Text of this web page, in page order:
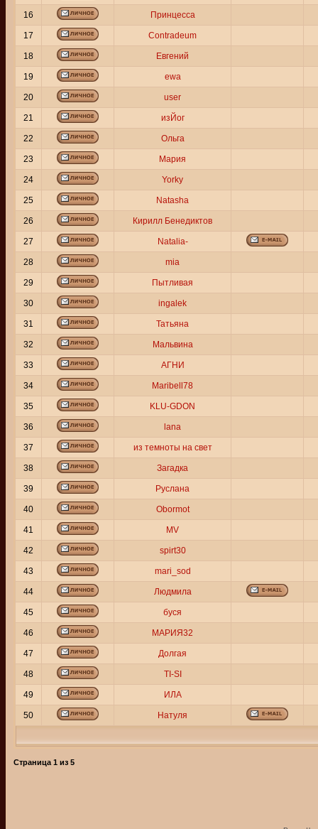
16 Принцесса
17 Contradeum
18 Евгений
19 ewa
20 user
21 изЙог
22 Ольга
23 Мария
24 Yorky
25 Natasha
26 Кирилл Бенедиктов
27 Natalia-
28 mia
29 Пытливая
30 ingalek
31 Татьяна
32 Мальвина
33 АГНИ
34 Maribell78
35 KLU-GDON
36 lana
37 из темноты на свет
38 Загадка
39 Руслана
40 Obormot
41 MV
42 spirt30
43 mari_sod
44 Людмила
45 буся
46 МАРИЯ32
47 Долгая
48 TI-SI
49 ИЛА
50 Натуля
Страница 1 из 5